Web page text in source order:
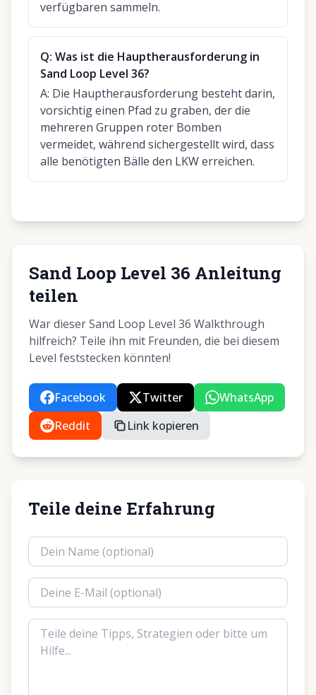
verfügbaren sammeln.
Q: Was ist die Hauptherausforderung in
Sand Loop Level 36?
A: Die Hauptherausforderung besteht darin,
vorsichtig einen Pfad zu graben, der die
mehreren Gruppen roter Bomben
vermeidet, während sichergestellt wird, dass
alle benötigten Bälle den LKW erreichen.
Sand Loop Level 36 Anleitung
teilen
War dieser Sand Loop Level 36 Walkthrough
hilfreich? Teile ihn mit Freunden, die bei diesem
Level feststecken könnten!
Facebook Twitter
WhatsApp
Reddit
Link kopieren
Teile deine Erfahrung